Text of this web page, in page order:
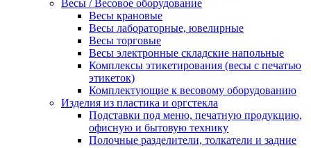
Весы / Весовое оборудование
Весы крановые
Весы лабораторные, ювелирные
Весы торговые
Весы электронные складские напольные
Комплексы этикетирования (весы с печатью
этикеток)
Комплектующие к весовому оборудованию
Изделия из пластика и оргстекла
Подставки под меню, печатную продукцию,
офисную и бытовую технику
Полочные разделители, толкатели и задние